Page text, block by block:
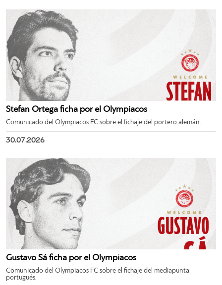
Stefan Ortega ficha por el Olympiacos
Comunicado del Olympiacos FC sobre el fichaje del portero alemán.
30.07.2026
Gustavo Sá ficha por el Olympiacos
Comunicado del Olympiacos FC sobre el fichaje del mediapunta
portugués.